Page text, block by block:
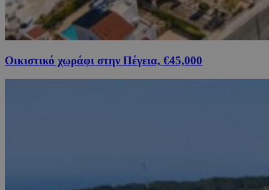
Οικιστικό χωράφι στην Πέγεια, €45,000